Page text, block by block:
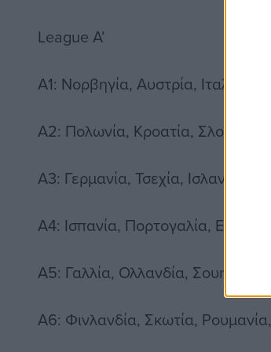
League A’
A1: Νορβηγία, Αυστρία, Ιταλία,
A2: Πολωνία, Κροατία, Σλοβακία,
A3: Γερμανία, Τσεχία, Ισλανδία,
A4: Ισπανία, Πορτογαλία,
A5: Γαλλία, Ολλανδία, Σουηδία,
A6: Φινλανδία, Σκωτία,